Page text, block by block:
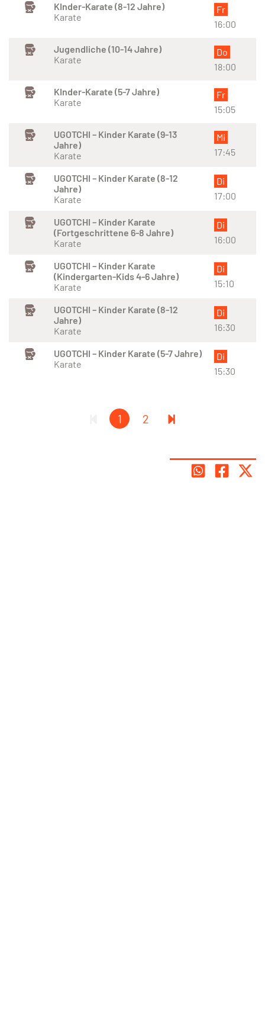
KInder-Karate (8-12 Jahre)
Karate
Fr
16:00
Jugendliche (10-14 Jahre)
Karate
Do
18:00
KInder-Karate (5-7 Jahre)
Karate
Fr
15:05
UGOTCHI – Kinder Karate (9-13
Jahre)
Karate
Mi
17:45
UGOTCHI – Kinder Karate (8-12
Jahre)
Karate
Di
17:00
UGOTCHI – Kinder Karate
(Fortgeschrittene 6-8 Jahre)
Karate
Di
16:00
UGOTCHI – Kinder Karate
(Kindergarten-Kids 4-6 Jahre)
Karate
Di
15:10
UGOTCHI – Kinder Karate (8-12
Jahre)
Karate
Di
16:30
UGOTCHI – Kinder Karate (5-7 Jahre)
Karate
Di
15:30
1 2